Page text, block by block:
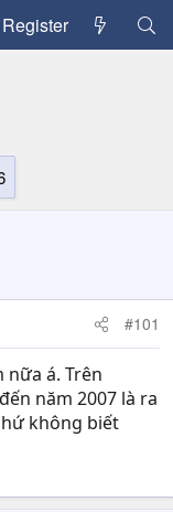
Register
#101
nữa á. Trên
năm 2007 là ra
không biết